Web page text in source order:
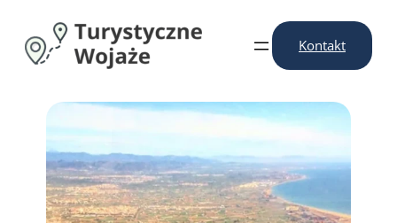
treści
Kontakt